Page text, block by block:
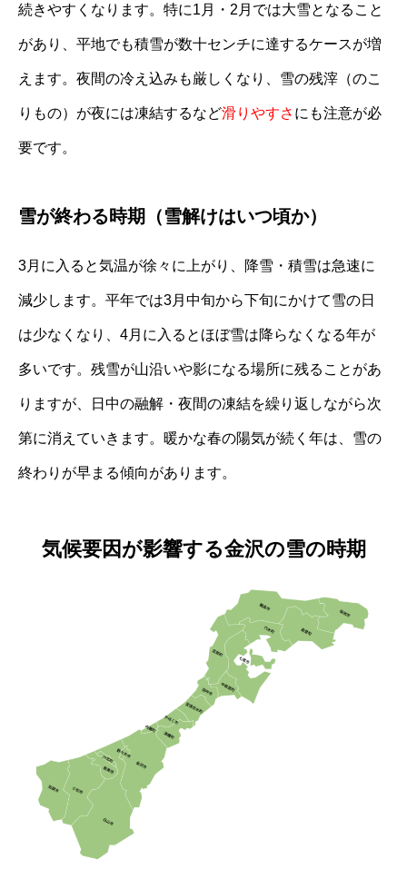
続きやすくなります。特に1月・2月では大雪となること
があり、平地でも積雪が数十センチに達するケースが増
えます。夜間の冷え込みも厳しくなり、雪の残滓（のこ
りもの）が夜には凍結するなど滑りやすさ にも注意が必
要です。
雪が終わる時期（雪解けはいつ頃か）
3月に入ると気温が徐々に上がり、降雪・積雪は急速に
減少します。平年では3月中旬から下旬にかけて雪の日
は少なくなり、4月に入るとほぼ雪は降らなくなる年が
多いです。残雪が山沿いや影になる場所に残ることがあ
りますが、日中の融解・夜間の凍結を繰り返しながら次
第に消えていきます。暖かな春の陽気が続く年は、雪の
終わりが早まる傾向があります。
気候要因が影響する金沢の雪の時期